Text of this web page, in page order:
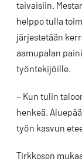
taivaisiin.
helppo tulla
järjestetään
aamupalan
työntekijöille.
– Kun tulin
henkeä.
työn kasvun
Tirkkosen